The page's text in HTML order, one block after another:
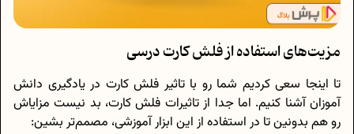
مزیت‌های استفاده از فلش کارت درسی
تا اینجا سعی کردیم شما رو با تاثیر فلش کارت در یادگیری دانش
آموزان آشنا کنیم. اما جدا از تاثیرات فلش کارت، بد نیست مزایاش
رو هم بدونین تا در استفاده از این ابزار آموزشی، مصمم‌تر بشین: